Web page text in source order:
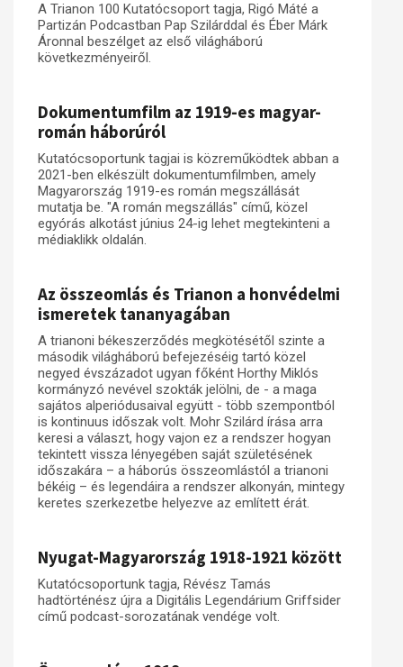
A Trianon 100 Kutatócsoport tagja, Rigó Máté a
Partizán Podcastban Pap Szilárddal és Éber Márk
Áronnal beszélget az első világháború
következményeiről.
Dokumentumfilm az 1919-es magyar-
román háborúról
Kutatócsoportunk tagjai is közreműködtek abban a
2021-ben elkészült dokumentumfilmben, amely
Magyarország 1919-es román megszállását
mutatja be. "A román megszállás" című, közel
egyórás alkotást június 24-ig lehet megtekinteni a
médiaklikk oldalán.
Az összeomlás és Trianon a honvédelmi
ismeretek tananyagában
A trianoni békeszerződés megkötésétől szinte a
második világháború befejezéséig tartó közel
negyed évszázadot ugyan főként Horthy Miklós
kormányzó nevével szokták jelölni, de - a maga
sajátos alperiódusaival együtt - több szempontból
is kontinuus időszak volt. Mohr Szilárd írása arra
keresi a választ, hogy vajon ez a rendszer hogyan
tekintett vissza lényegében saját születésének
időszakára – a háborús összeomlástól a trianoni
békéig – és legendáira a rendszer alkonyán, mintegy
keretes szerkezetbe helyezve az említett érát.
Nyugat-Magyarország 1918-1921 között
Kutatócsoportunk tagja, Révész Tamás
hadtörténész újra a Digitális Legendárium Griffsider
című podcast-sorozatának vendége volt.